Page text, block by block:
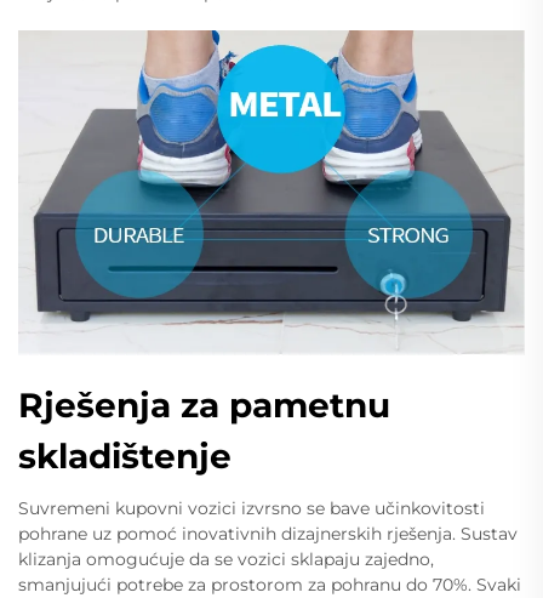
Rješenja za pametnu
skladištenje
Suvremeni kupovni vozici izvrsno se bave učinkovitosti
pohrane uz pomoć inovativnih dizajnerskih rješenja. Sustav
klizanja omogućuje da se vozici sklapaju zajedno,
smanjujući potrebe za prostorom za pohranu do 70%. Svaki